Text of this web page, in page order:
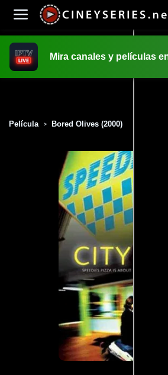
Mira canales y películas
Película > Bored Olives (2000)